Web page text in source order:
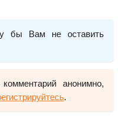
бы Вам не оставить
анонимно,
.